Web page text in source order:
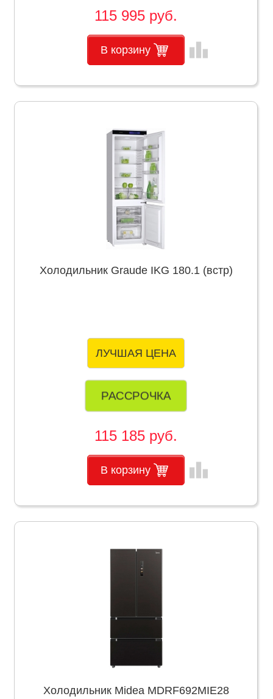
115 995 руб.
В корзину leaderboard
Холодильник Graude IKG 180.1 (встр)
ЛУЧШАЯ ЦЕНА
РАССРОЧКА
115 185 руб.
В корзину leaderboard
Холодильник Midea MDRF692MIE28